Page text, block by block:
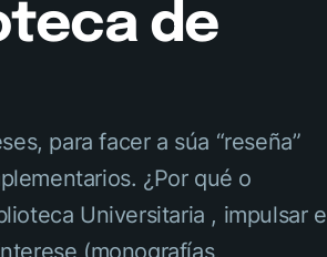
de
para facer a súa “reseña”
¿Por qué o
Universitaria , impulsar e
(monografías,